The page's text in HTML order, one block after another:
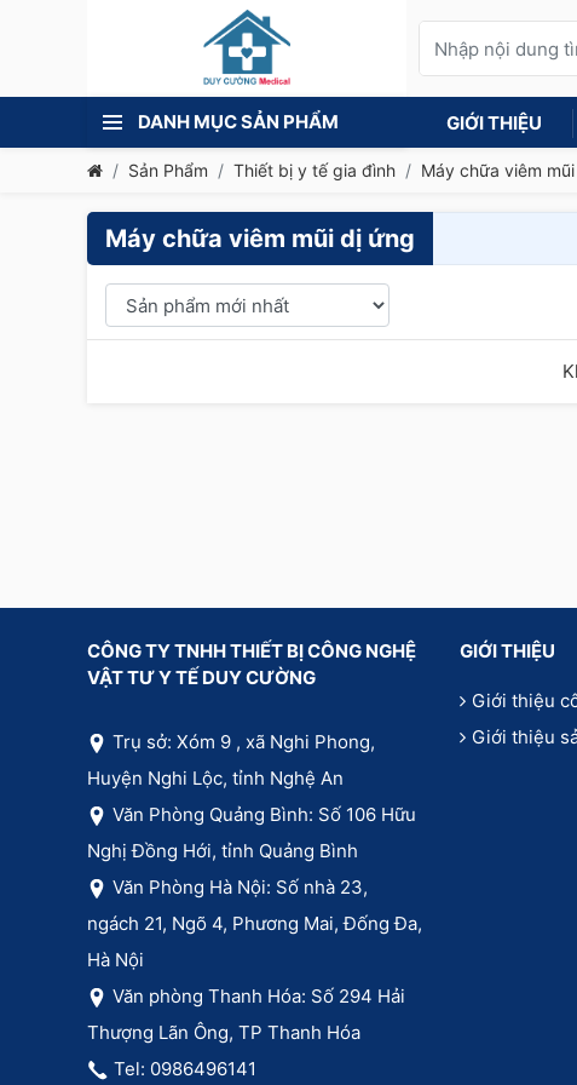
DANH MỤC SẢN PHẨM GIỚI THIỆU
Sản Phẩm Thiết bị y tế gia đình Máy chữa viêm
Máy chữa viêm mũi dị ứng
CÔNG TY TNHH THIẾT BỊ CÔNG NGHỆ
VẬT TƯ Y TẾ DUY CƯỜNG
Trụ sở: Xóm 9 , xã Nghi Phong,
Huyện Nghi Lộc, tỉnh Nghệ An
Văn Phòng Quảng Bình: Số 106 Hữu
Nghị Đồng Hới, tỉnh Quảng Bình
Văn Phòng Hà Nội: Số nhà 23,
ngách 21, Ngõ 4, Phương Mai, Đống Đa,
Hà Nội
Văn phòng Thanh Hóa: Số 294 Hải
Thượng Lãn Ông, TP Thanh Hóa
Tel: 0986496141
GIỚI THIỆU
Giới thiệu
Giới thiệu